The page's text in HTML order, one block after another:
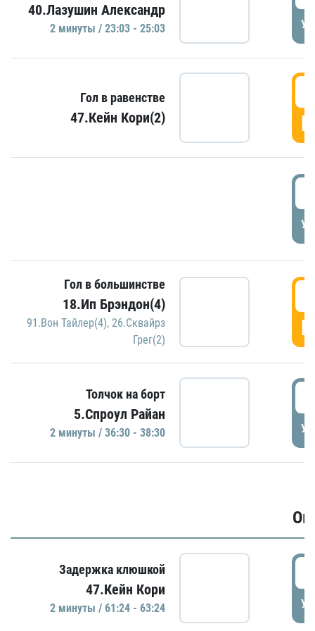
40.Лазушин Александр
2 минуты / 23:03 - 25:03
Гол в равенстве
47.Кейн Кори(2)
Гол в большинстве
18.Ип Брэндон(4)
91.Вон Тайлер(4), 26.Сквайрз
Грег(2)
Толчок на борт
5.Спроул Райан
2 минуты / 36:30 - 38:30
Задержка клюшкой
47.Кейн Кори
2 минуты / 61:24 - 63:24